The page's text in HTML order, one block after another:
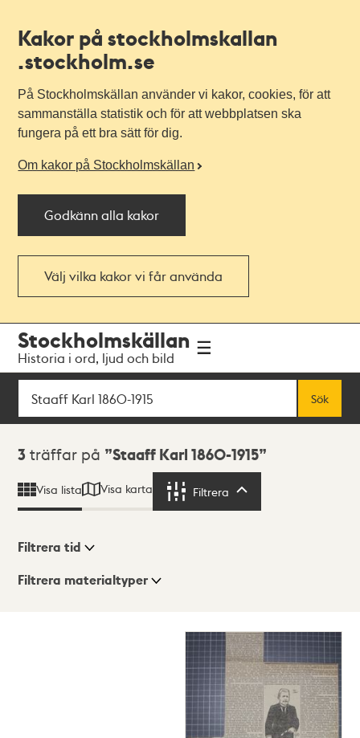
Kakor på stockholmskallan
.stockholm.se
På Stockholmskällan använder vi kakor, cookies, för att
sammanställa statistik och för att webbplatsen ska
fungera på ett bra sätt för dig.
Om kakor på Stockholmskällan
Godkänn alla kakor
Välj vilka kakor vi får använda
navigationen
huvudinnehållet
Stockholmskällan
Historia i ord, ljud och bild
Sök
Sök
Sökresultat
3 träffar på Staaff Karl 1860-1915
Visa lista Visa karta Filtrera
Visningsläge
Filtrera tid
Filtrera materialtyper